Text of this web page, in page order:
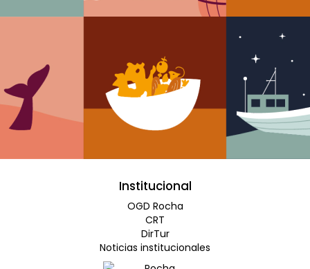
Institucional
OGD Rocha
CRT
DirTur
Noticias institucionales